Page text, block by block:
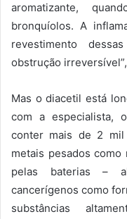
aromatizante,
bronquíolos. A
revestimento
obstrução
Mas o diacetil está
com a especialista,
conter mais de 2 mil
metais pesados
pelas baterias –
cancerígenos como
substâncias